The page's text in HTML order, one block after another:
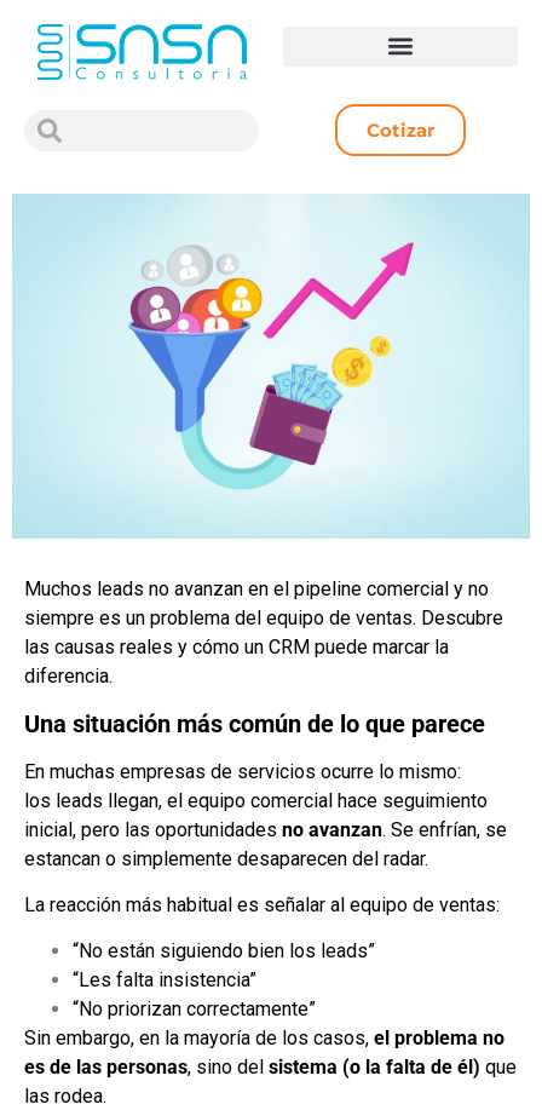
Cotizar
Muchos leads no avanzan en el pipeline comercial y no
siempre es un problema del equipo de ventas. Descubre
las causas reales y cómo un CRM puede marcar la
diferencia.
Una situación más común de lo que parece
En muchas empresas de servicios ocurre lo mismo:
los leads llegan, el equipo comercial hace seguimiento
inicial, pero las oportunidades no avanzan. Se enfrían, se
estancan o simplemente desaparecen del radar.
La reacción más habitual es señalar al equipo de ventas:
“No están siguiendo bien los leads”
“Les falta insistencia”
“No priorizan correctamente”
Sin embargo, en la mayoría de los casos, el problema no
es de las personas, sino del sistema (o la falta de él) que
las rodea.